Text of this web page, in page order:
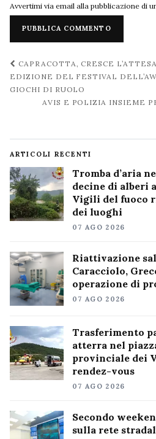
Avvertimi via email alla pubblicazione di
Navigazione
post
CAPRACOTTA, CRESCE
EDIZIONE DEL FESTIVAL
GIOCHI DI RUOLO
AVIS E POLIZIA INSIEME
ARTICOLI RECENTI
Tromba d’aria
decine di alberi
Vigili del fuoco
dei luoghi
07 AGO 2026
Riattivazione
Caracciolo,
operazione di
07 AGO 2026
Trasferimento
atterra nel
provinciale dei
rendez-vous
07 AGO 2026
Secondo
sulla rete